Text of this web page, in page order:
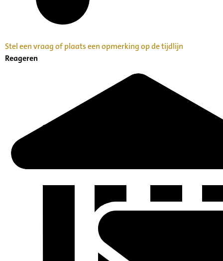
Stel een vraag of plaats een opmerking op de tijdlijn
Reageren